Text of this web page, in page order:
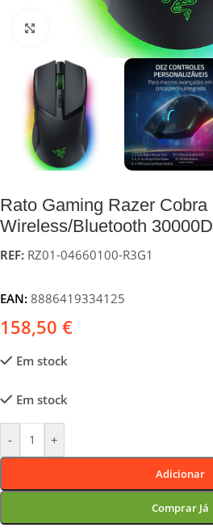
Click to enlarge
Rato Gaming Razer Cobra
Wireless/Bluetooth
REF: RZ01-04660100-R3G1
EAN: 8886419334125
158,50 €
Em stock
Em stock
- +
Adicionar
Comprar Já